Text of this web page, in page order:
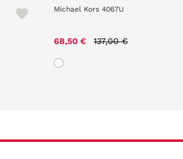
Michael Kors 4067U
68,50 € 137,00 €